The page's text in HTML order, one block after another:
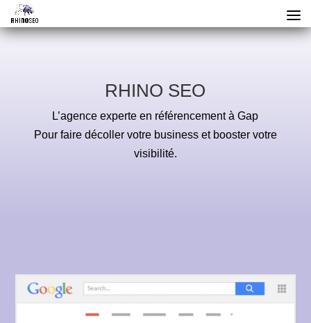
RHINO SEO
L’agence experte en référencement à Gap
Pour faire décoller votre business et booster votre
visibilité.